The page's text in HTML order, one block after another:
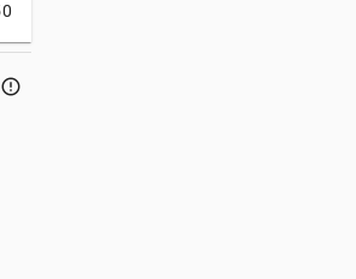
error_outline